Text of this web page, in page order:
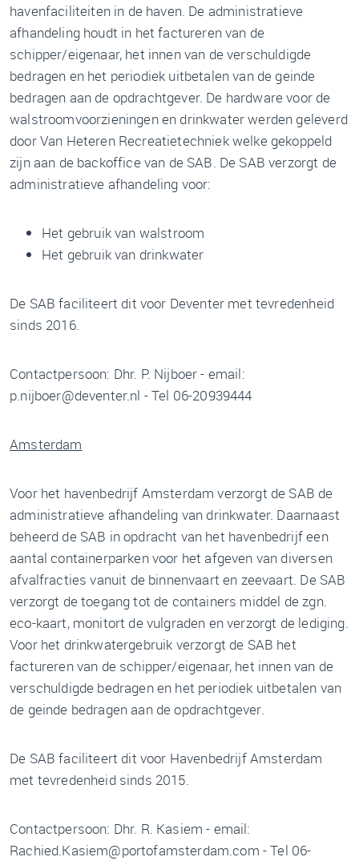
havenfaciliteiten in de haven. De administratieve
afhandeling houdt in het factureren van de
schipper/eigenaar, het innen van de verschuldigde
bedragen en het periodiek uitbetalen van de geinde
bedragen aan de opdrachtgever. De hardware voor de
walstroomvoorzieningen en drinkwater werden geleverd
door Van Heteren Recreatietechniek welke gekoppeld
zijn aan de backoffice van de SAB. De SAB verzorgt de
administratieve afhandeling voor:
Het gebruik van walstroom
Het gebruik van drinkwater
De SAB faciliteert dit voor Deventer met tevredenheid
sinds 2016.
Contactpersoon: Dhr. P. Nijboer - email:
p.nijboer@deventer.nl - Tel 06-20939444
Amsterdam
Voor het havenbedrijf Amsterdam verzorgt de SAB de
administratieve afhandeling van drinkwater. Daarnaast
beheerd de SAB in opdracht van het havenbedrijf een
aantal containerparken voor het afgeven van diversen
afvalfracties vanuit de binnenvaart en zeevaart. De SAB
verzorgt de toegang tot de containers middel de zgn.
eco-kaart, monitort de vulgraden en verzorgt de lediging.
Voor het drinkwatergebruik verzorgt de SAB het
factureren van de schipper/eigenaar, het innen van de
verschuldigde bedragen en het periodiek uitbetalen van
de geinde bedragen aan de opdrachtgever.
De SAB faciliteert dit voor Havenbedrijf Amsterdam
met tevredenheid sinds 2015.
Contactpersoon: Dhr. R. Kasiem - email:
Rachied.Kasiem@portofamsterdam.com - Tel 06-